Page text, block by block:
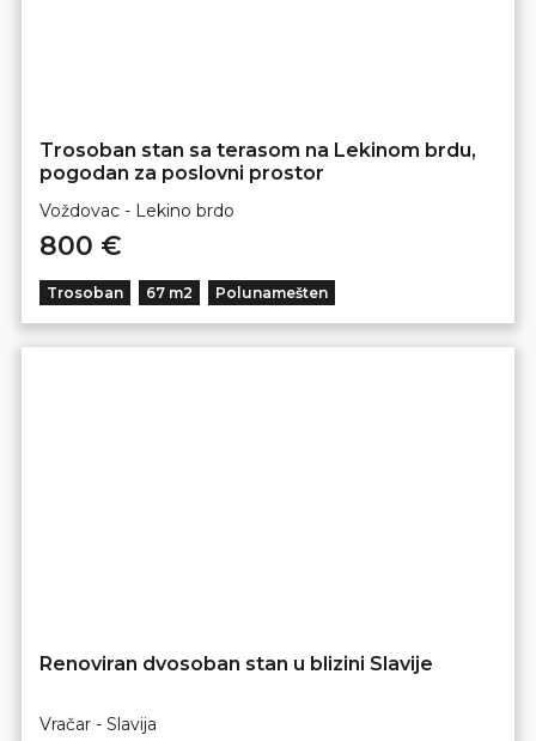
Trosoban stan sa terasom na Lekinom brdu,
pogodan za poslovni prostor
Voždovac - Lekino brdo
800 €
Trosoban 67 m2 Polunamešten
Renoviran dvosoban stan u blizini Slavije
Vračar - Slavija